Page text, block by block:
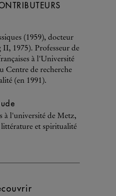
(1959), docteur
II, 1975). Professeur de
à l'Université
Centre de recherche
(en 1991).
à l'université de Metz,
et spiritualité